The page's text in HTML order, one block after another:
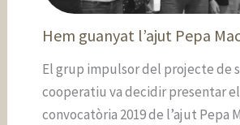
Hem guanyat l’ajut Pepa
El grup impulsor del projecte de
cooperatiu va decidir presentar
convocatòria 2019 de l’ajut Pepa